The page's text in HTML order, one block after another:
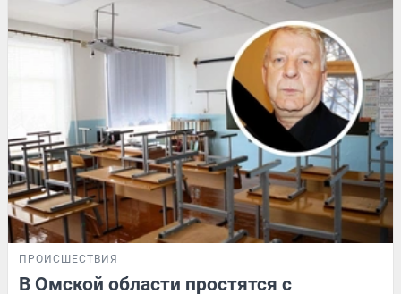
ПРОИСШЕСТВИЯ
В Омской области простятся с